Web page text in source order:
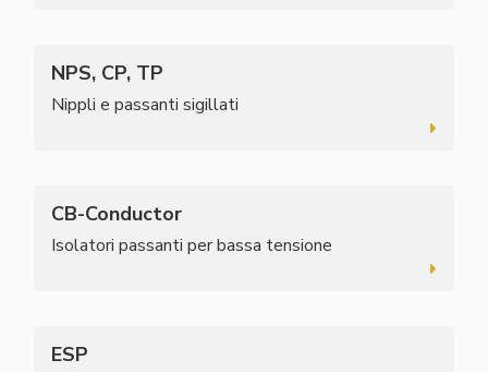
NPS, CP, TP
Nippli e passanti sigillati
CB-Conductor
Isolatori passanti per bassa tensione
ESP